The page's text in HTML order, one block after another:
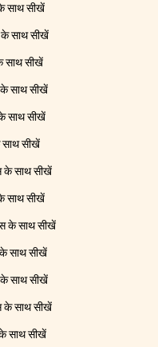
साथ सीखें
के साथ सीखें
साथ सीखें
के साथ सीखें
साथ सीखें
सीखें
के साथ सीखें
साथ सीखें
के साथ सीखें
साथ सीखें
के साथ सीखें
के साथ सीखें
साथ सीखें